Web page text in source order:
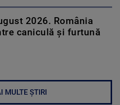
2026. România
caniculă și furtună
MULTE ȘTIRI